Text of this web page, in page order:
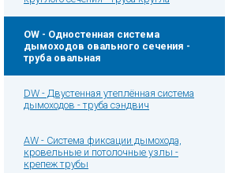
OW - Одностенная система
дымоходов овального сечения -
труба овальная
DW - Двустенная утеплённая система
дымоходов - труба сэндвич
AW - Система фиксации дымохода,
кровельные и потолочные узлы -
крепеж трубы